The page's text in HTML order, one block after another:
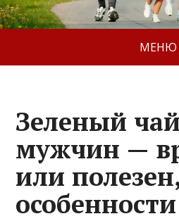
МЕНЮ
Зеленый
мужчин —
или